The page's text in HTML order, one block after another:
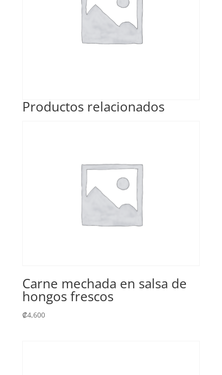
Productos relacionados
Carne mechada en salsa de
hongos frescos
₡4,600